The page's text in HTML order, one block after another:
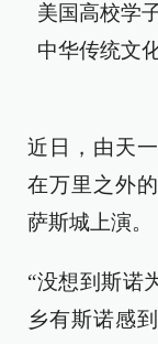
美国高校学
中华传统文
近日，由天
在万里之外
萨斯城上演。
“没想到斯诺
乡有斯诺感